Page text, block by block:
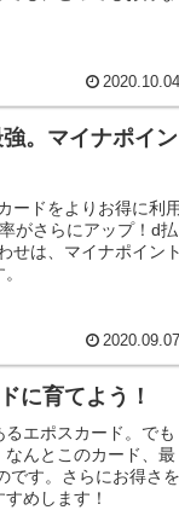
2020.10.04
。マイナポイン
ードをよりお得に利用
がさらにアップ！d払
せは、マイナポイント
2020.09.07
に育てよう！
エポスカード。でも
んとこのカード、最
です。さらにお得さを
めします！